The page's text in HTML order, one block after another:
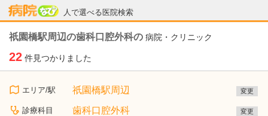
人で選べる医院検索
病院なび
祇園橋駅周辺の歯科口腔外科の 病院・クリニック
22 件見つかりました
エリア/駅 祇園橋駅周辺 変更
診療科目 歯科口腔外科 変更